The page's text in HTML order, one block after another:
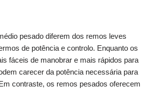
pesado diferem dos remos leves
de potência e controlo. Enquanto os
fáceis de manobrar e mais rápidos para
carecer da potência necessária para
contraste, os remos pesados oferecem